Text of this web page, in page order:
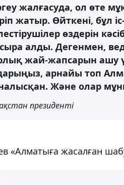
жалғасуда, ол өте
жатыр. Өйткені, бұл
өздерін
алды. Дегенмен,
жай-жапсарын ашу
арнайы топ
Және олар
президенті
«Алматыға жасалған